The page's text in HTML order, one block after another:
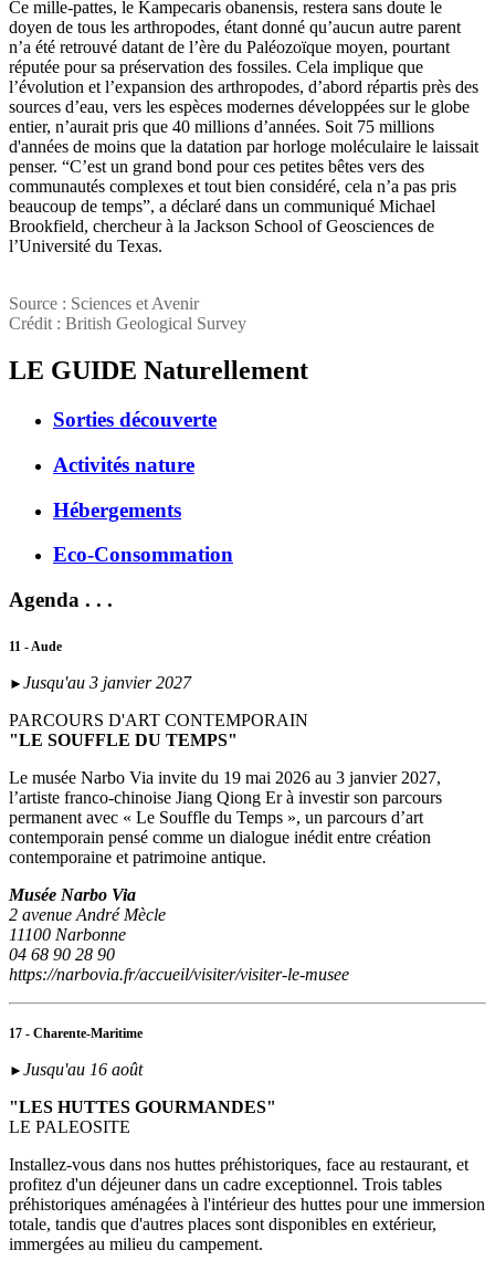
Ce mille-pattes, le Kampecaris obanensis, restera sans doute le
doyen de tous les arthropodes, étant donné qu’aucun autre parent
n’a été retrouvé datant de l’ère du Paléozoïque moyen, pourtant
réputée pour sa préservation des fossiles. Cela implique que
l’évolution et l’expansion des arthropodes, d’abord répartis près des
sources d’eau, vers les espèces modernes développées sur le globe
entier, n’aurait pris que 40 millions d’années. Soit 75 millions
d'années de moins que la datation par horloge moléculaire le laissait
penser. “C’est un grand bond pour ces petites bêtes vers des
communautés complexes et tout bien considéré, cela n’a pas pris
beaucoup de temps”, a déclaré dans un communiqué Michael
Brookfield, chercheur à la Jackson School of Geosciences de
l’Université du Texas.
Source : Sciences et Avenir
Crédit : British Geological Survey
LE GUIDE Naturellement
Sorties découverte
Activités nature
Hébergements
Eco-Consommation
Agenda . . .
11 - Aude
► Jusqu'au 3 janvier 2027
PARCOURS D'ART CONTEMPORAIN
"LE SOUFFLE DU TEMPS"
Le musée Narbo Via invite du 19 mai 2026 au 3 janvier 2027,
l’artiste franco-chinoise Jiang Qiong Er à investir son parcours
permanent avec « Le Souffle du Temps », un parcours d’art
contemporain pensé comme un dialogue inédit entre création
contemporaine et patrimoine antique.
Musée Narbo Via
2 avenue André Mècle
11100 Narbonne
04 68 90 28 90
https://narbovia.fr/accueil/visiter/visiter-le-musee
17 - Charente-Maritime
► Jusqu'au 16 août
"LES HUTTES GOURMANDES"
LE PALEOSITE
Installez-vous dans nos huttes préhistoriques, face au restaurant, et
profitez d'un déjeuner dans un cadre exceptionnel. Trois tables
préhistoriques aménagées à l'intérieur des huttes pour une immersion
totale, tandis que d'autres places sont disponibles en extérieur,
immergées au milieu du campement.